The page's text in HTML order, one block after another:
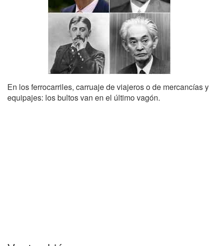
En los ferrocarriles, carruaje de viajeros o de mercancías y
equipajes: los bultos van en el último vagón.